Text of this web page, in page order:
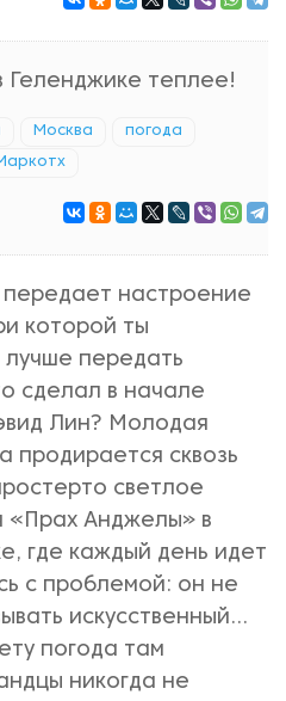
Геленджике теплее!
Москва погода
настроение
которой ты
передать
сделал в начале
Лин? Молодая
сквозь
светлое
«Прах Анджелы» в
где каждый день идет
с проблемой: он не
искусственный…
погода там
никогда не